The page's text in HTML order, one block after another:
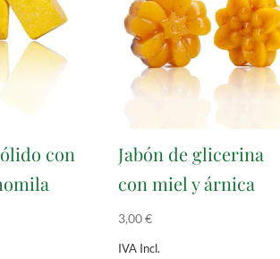
con
Jabón de glicerina
con miel y árnica
3,00€
IVA Incl.